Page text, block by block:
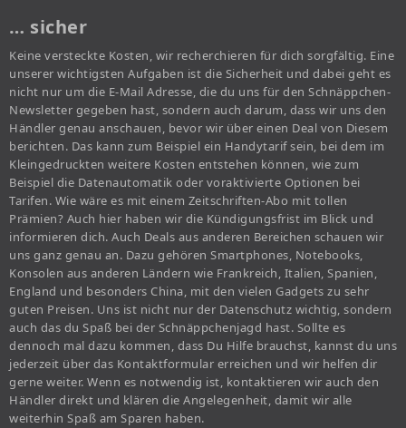
… sicher
Keine versteckte Kosten, wir recherchieren für dich sorgfältig. Eine
unserer wichtigsten Aufgaben ist die Sicherheit und dabei geht es
nicht nur um die E-Mail Adresse, die du uns für den Schnäppchen-
Newsletter gegeben hast, sondern auch darum, dass wir uns den
Händler genau anschauen, bevor wir über einen Deal von Diesem
berichten. Das kann zum Beispiel ein Handytarif sein, bei dem im
Kleingedruckten weitere Kosten entstehen können, wie zum
Beispiel die Datenautomatik oder voraktivierte Optionen bei
Tarifen. Wie wäre es mit einem Zeitschriften-Abo mit tollen
Prämien? Auch hier haben wir die Kündigungsfrist im Blick und
informieren dich. Auch Deals aus anderen Bereichen schauen wir
uns ganz genau an. Dazu gehören Smartphones, Notebooks,
Konsolen aus anderen Ländern wie Frankreich, Italien, Spanien,
England und besonders China, mit den vielen Gadgets zu sehr
guten Preisen. Uns ist nicht nur der Datenschutz wichtig, sondern
auch das du Spaß bei der Schnäppchenjagd hast. Sollte es
dennoch mal dazu kommen, dass Du Hilfe brauchst, kannst du uns
jederzeit über das Kontaktformular erreichen und wir helfen dir
gerne weiter. Wenn es notwendig ist, kontaktieren wir auch den
Händler direkt und klären die Angelegenheit, damit wir alle
weiterhin Spaß am Sparen haben.